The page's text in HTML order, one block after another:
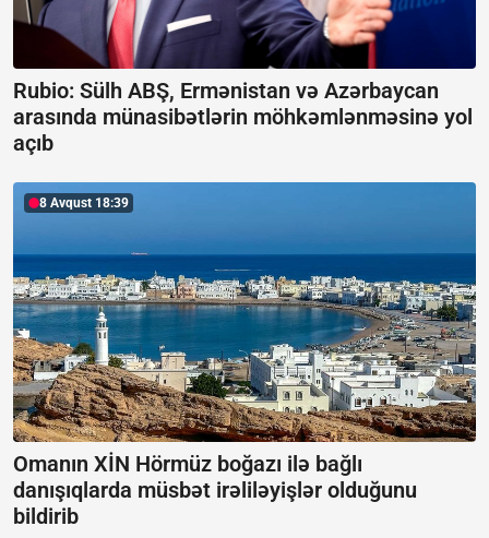
Rubio: Sülh ABŞ, Ermənistan və Azərbaycan
arasında münasibətlərin möhkəmlənməsinə yol
açıb
8 Avqust 18:39
Omanın XİN Hörmüz boğazı ilə bağlı
danışıqlarda müsbət irəliləyişlər olduğunu
bildirib